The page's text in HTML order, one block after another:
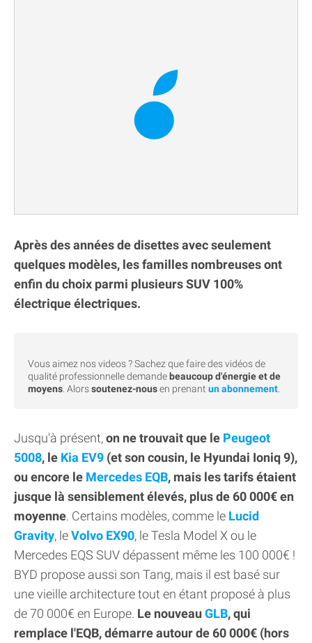
Après des années de disettes avec seulement
quelques modèles, les familles nombreuses ont
enfin du choix parmi plusieurs SUV 100%
électrique électriques.
Vous aimez nos videos ? Sachez que faire des vidéos de
qualité professionnelle demande beaucoup d'énergie et de
moyens . Alorssoutenez-nousen prenant un abonnement
Jusqu'à présent,on ne trouvait que le Peugeot
5008, le Kia EV9 (et son cousin, le Hyundai Ioniq 9),
ou encore le Mercedes EQB, mais les tarifs étaient
jusque là sensiblement élevés, plus de 60 000€ en
moyenne. Certains modèles, comme le Lucid
Gravity, leVolvo EX90, le Tesla Model X ou le
Mercedes EQS SUV dépassent même les 100 000€ !
BYD propose aussi son Tang, mais il est basé sur
une vieille architecture tout en étant proposé à plus
de 70 000€ en Europe. Le nouveau GLB, qui
remplace l'EQB, démarre autour de 60 000€ (hors